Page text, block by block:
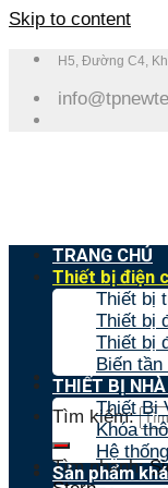
Skip to content
H5, Đường C4,
Tìm kiếm:
Tìm nhanh:
TRANG CHỦ
Thiết bị điện
Thiết bị
Thiết bị
Thiết bị
Biến tần
THIẾT BỊ
Thiết Bị
Khóa
Hệ
Sản phẩm